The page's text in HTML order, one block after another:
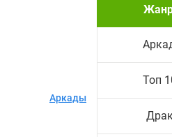
Аркады
Топ